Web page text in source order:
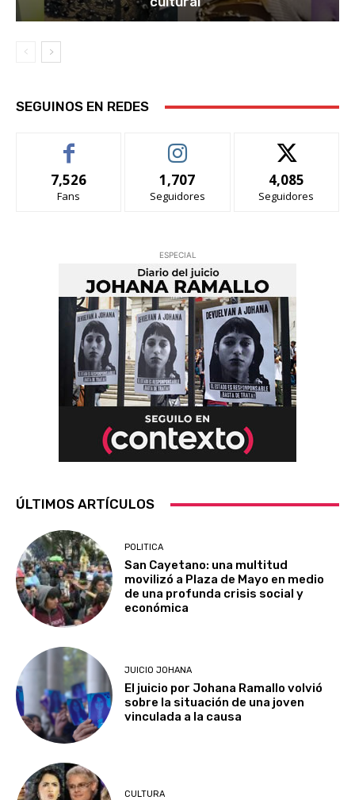
SEGUINOS EN REDES
7,526
Fans
1,707
Seguidores
4,085
Seguidores
ESPECIAL
ÚLTIMOS ARTÍCULOS
POLITICA
San Cayetano: una multitud
movilizó a Plaza de Mayo en medio
de una profunda crisis social y
económica
JUICIO JOHANA
El juicio por Johana Ramallo volvió
sobre la situación de una joven
vinculada a la causa
CULTURA